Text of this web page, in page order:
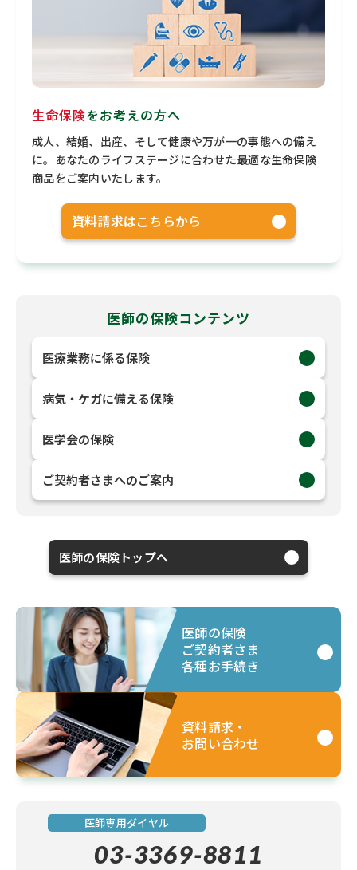
生命保険をお考えの方へ
成人、結婚、出産、そして健康や万が一の事態への備え
に。あなたのライフステージに合わせた最適な生命保険
商品をご案内いたします。
資料請求はこちらから
医師の保険コンテンツ
医療業務に係る保険
病気・ケガに備える保険
医学会の保険
ご契約者さまへのご案内
医師の保険トップへ
医師の保険
ご契約者さま
各種お手続き
資料請求・
お問い合わせ
医師専用ダイヤル
03-3369-8811